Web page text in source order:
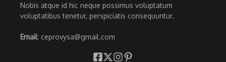
Nobis atque id hic neque possimus voluptatum
voluptatibus tenetur, perspiciatis consequuntur.
Email: ceprovysa@gmail.com